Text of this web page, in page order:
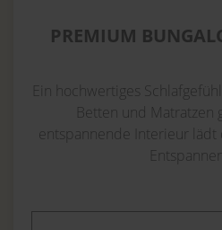
PREMIUM
Ein hochwertiges
Betten und Matratzen
entspannende Interieur lädt